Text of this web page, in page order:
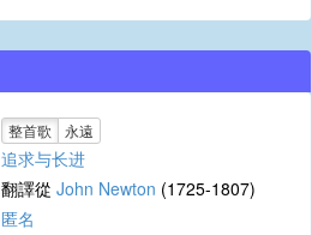
整首歌 永遠
追求与长进
翻譯從 John Newton (1725-1807)
匿名